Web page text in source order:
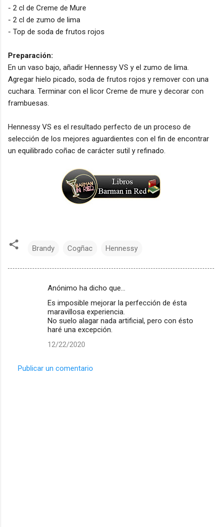
- 2 cl de Creme de Mure
- 2 cl de zumo de lima
- Top de soda de frutos rojos
Preparación:
En un vaso bajo, añadir Hennessy VS y el zumo de lima.
Agregar hielo picado, soda de frutos rojos y remover con una
cuchara. Terminar con el licor Creme de mure y decorar con
frambuesas.
Hennessy VS es el resultado perfecto de un proceso de
selección de los mejores aguardientes con el fin de encontrar
un equilibrado coñac de carácter sutil y refinado.
Brandy Cogñac Hennessy
Anónimo ha dicho que…
Es imposible mejorar la perfección de ésta
maravillosa experiencia.
No suelo alagar nada artificial, pero con ésto
haré una excepción.
12/22/2020
Publicar un comentario